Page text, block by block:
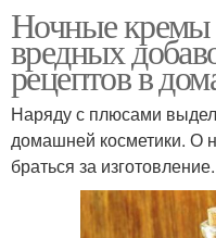
Ночные кремы
вредных
рецептов в
Наряду с плюсами
домашней косметики. О
браться за